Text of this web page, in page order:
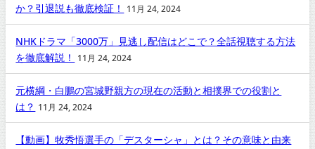
か？引退説も徹底検証！
11月 24, 2024
NHKドラマ「3000万」見逃し配信はどこで？全話視聴する方法
を徹底解説！
11月 24, 2024
元横綱・白鵬の宮城野親方の現在の活動と相撲界での役割と
は？ 11月 24, 2024
【動画】牧秀悟選手の「デスターシャ」とは？その意味と由来